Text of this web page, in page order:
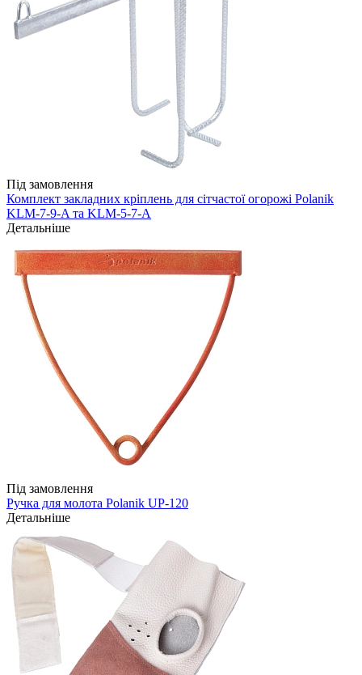
Під замовлення
Комплект закладних кріплень для сітчастої огорожі Polanik
KLM-7-9-A та KLM-5-7-А
Детальніше
Під замовлення
Ручка для молота Polanik UP-120
Детальніше